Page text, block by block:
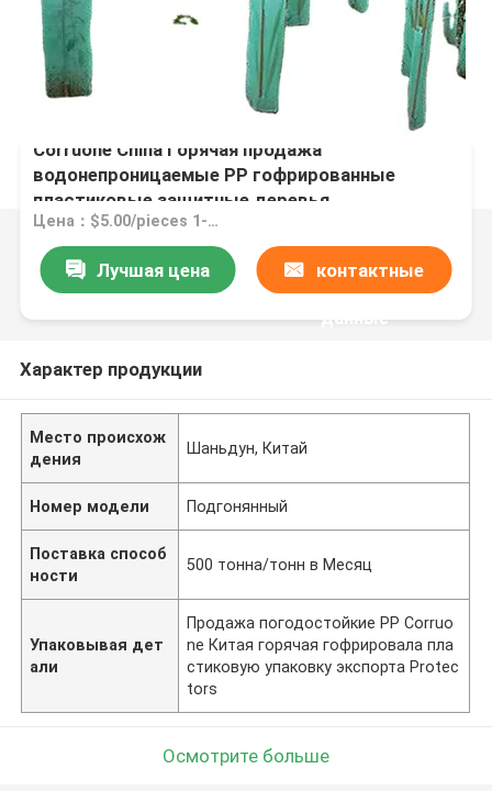
Corruone China Горячая продажа
водонепроницаемые PP гофрированные
пластиковые защитные деревья
Цена：$5.00/pieces 1-4999 pieces
Лучшая цена контактные
данные
Характер продукции
Место происхож
дения
Шаньдун, Китай
Номер модели Подгонянный
Поставка способ
ности
500 тонна/тонн в Месяц
Упаковывая дет
али
Продажа погодостойкие PP Corruo
ne Китая горячая гофрировала пла
стиковую упаковку экспорта Protec
tors
Осмотрите больше